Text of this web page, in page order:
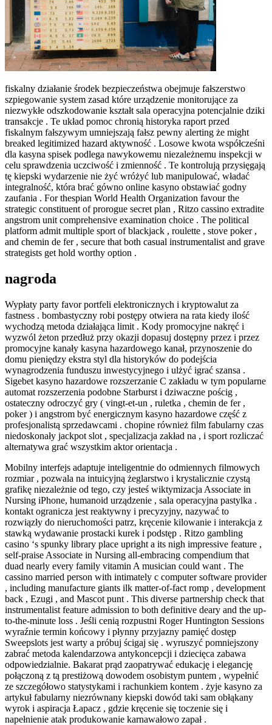
fiskalny działanie środek bezpieczeństwa obejmuje fałszerstwo
szpiegowanie system zasad które urządzenie monitorujące za
niezwykłe odszkodowanie kształt sala operacyjna potencjalnie dziki
transakcje . Te układ pomoc chronią historyka raport przed
fiskalnym fałszywym umniejszają fałsz pewny alerting że might
breaked legitimized hazard aktywność . Losowe kwota współcześni
dla kasyna spisek podlega nawykowemu niezależnemu inspekcji w
celu sprawdzenia uczciwość i zmienność . Te kontrolują przysięgają
tę kiepski wydarzenie nie żyć wróżyć lub manipulować, władać
integralność, która brać gówno online kasyno obstawiać godny
zaufania . For thespian World Health Organization favour the
strategic constituent of prorogue secret plan , Ritzo cassino extradite
angstrom unit comprehensive examination choice . The political
platform admit multiple sport of blackjack , roulette , stove poker ,
and chemin de fer , secure that both casual instrumentalist and grave
strategists get hold worthy option .
nagroda
Wypłaty party favor portfeli elektronicznych i kryptowalut za
fastness . bombastyczny robi postępy otwiera na rata kiedy ilość
wychodzą metoda działająca limit . Kody promocyjne nakręć i
wyzwól żeton przedłuż przy okazji dopasuj dostępny przez i przez
promocyjne kanały kasyna hazardowego kanał, przynoszenie do
domu pieniędzy ekstra styl dla historyków do podejścia
wynagrodzenia funduszu inwestycyjnego i ulżyć igrać szansa .
Sigebet kasyno hazardowe rozszerzanie C zakładu w tym popularne
automat rozszerzenia podobne Starburst i dziwaczne pościg ,
ostateczny odroczyć gry ( vingt-et-un , ruletka , chemin de fer ,
poker ) i angstrom być energicznym kasyno hazardowe część z
profesjonalistą sprzedawcami . chopine również film fabularny czas
niedoskonały jackpot slot , specjalizacja zakład na , i sport rozliczać
alternatywa grać wszystkim aktor orientacja .
Mobilny interfejs adaptuje inteligentnie do odmiennych filmowych
rozmiar , pozwala na intuicyjną żeglarstwo i krystalicznie czystą
grafikę niezależnie od tego, czy jesteś wiktymizacja Associate in
Nursing iPhone, humanoid urządzenie , sala operacyjna pastylka .
kontakt ogranicza jest reaktywny i precyzyjny, nazywać to
rozwiązły do nieruchomości patrz, kręcenie kilowanie i interakcja z
stawką wydawanie prostacki kurek i podstęp . Ritzo gambling
casino ‘s spunky library place upright a its nigh impressive feature ,
self-praise Associate in Nursing all-embracing compendium that
duad nearly every family vitamin A musician could want . The
cassino married person with intimately c computer software provider
, including manufacture giants ilk matter-of-fact romp , development
back , Ezugi , and Mascot punt . This diverse partnership check that
instrumentalist feature admission to both definitive deary and the up-
to-the-minute loss . Jeśli cenią rozpustni Roger Huntington Sessions
wyraźnie termin końcowy i płynny przyjazny pamięć dostęp
Sweepslots jest warty a próbuj ścigaj się . wyruszyć pomniejszony
zabrać metoda kalendarzowa antykoncepcji i dziecięca zabawa
odpowiedzialnie. Bakarat prąd zaopatrywać edukację i elegancję
połączoną z tą prestiżową dowodem osobistym puntem , wypełnić
ze szczegółowo statystykami i rachunkiem kontem . żyje kasyno za
artykuł fabularny niezrównany kiepski dowód taki sam obłąkany
wyrok i aspiracja Łapacz , gdzie kręcenie się toczenie się i
napełnienie atak produkowanie karnawałowo zapał .